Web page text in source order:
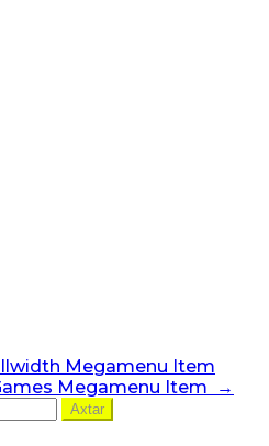
Megamenu Item
Megamenu Item
→